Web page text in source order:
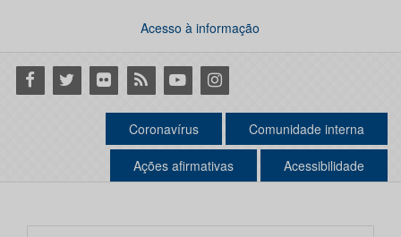
Acesso à informação
Facebook
Twitter Flickr RSS YoutubeInstagram
Coronavírus Comunidade interna
Ações afirmativas Acessibilidade